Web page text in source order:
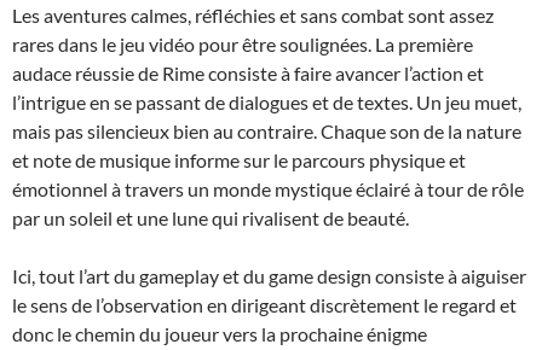
Les aventures calmes, réfléchies et sans combat sont assez
rares dans le jeu vidéo pour être soulignées. La première
audace réussie de Rime consiste à faire avancer l’action et
l’intrigue en se passant de dialogues et de textes. Un jeu muet,
mais pas silencieux bien au contraire. Chaque son de la nature
et note de musique informe sur le parcours physique et
émotionnel à travers un monde mystique éclairé à tour de rôle
par un soleil et une lune qui rivalisent de beauté.
Ici, tout l’art du gameplay et du game design consiste à aiguiser
le sens de l’observation en dirigeant discrètement le regard et
donc le chemin du joueur vers la prochaine énigme